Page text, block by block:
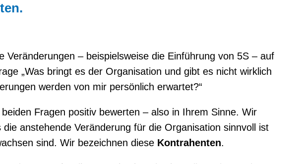
– beispielsweise die Einführung von 5S – auf
„Was bringt es der Organisation und gibt es nicht wirklich
werden von mir persönlich erwartet?“
Fragen positiv bewerten – also in Ihrem Sinne. Wir
anstehende Veränderung für die Organisation sinnvoll ist
sind. Wir bezeichnen diese Kontrahenten.